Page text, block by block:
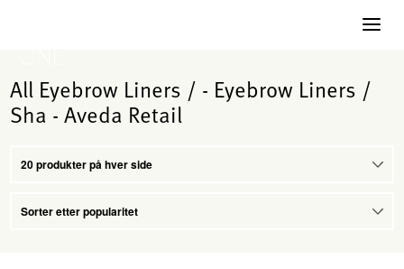
All Eyebrow Liners / - Eyebrow Liners /
Sha - Aveda Retail